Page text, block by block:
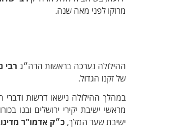
מרוקו לפני מאה שנה.
ההילולה נערכה בראשות הרה״ג רבי
של זקנו הגדול.
במהלך ההילולה נישאו דרשות
מראשי ישיבת יקירי ירושלים ובנו
ישיבת שער המלך, כ״ק אדמו"ר